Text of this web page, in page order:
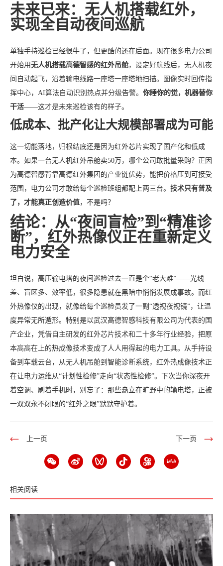
未来已来：无人机搭载红外，
实现全自动夜间巡航
单独手持巡检已经很牛了，但更酷的还在后面。现在很多电力公司
开始用无人机搭载高德智感的红外吊舱，设定好航线后，无人机夜
间自动起飞，沿着输电线路一座塔一座塔地扫描。图像实时回传指
挥中心，AI算法自动识别热点并分级告警。 你睡你的觉，机器替你
干活——这才是未来巡检该有的样子。
低成本、批产化让大规模部署成为可能
这一切能落地，归根结底还是因为红外芯片实现了国产化和低成
本。如果一台无人机红外吊舱卖50万，哪个公司敢批量采购？正因
为高德智感背靠高德红外集团的产业链优势，能把价格压到可接受
范围，电力公司才敢给每个巡检班组都配上两三台。 技术只有普及
了，才能真正创造价值，不是吗？
结论：从“夜间盲检”到“精准诊
断”，红外热像仪正在重新定义
电力安全
坦白说，高压输电塔的夜间巡检过去一直是个“老大难”——光线
差、盲区多、效率低，很多隐患就在黑暗中悄悄发展成事故。而红
外热像仪的出现，就像给每个巡检员发了一副“透视夜视镜”，让温
度异常无所遁形。特别是以武汉高德智感科技有限公司为代表的国
产企业，凭借自主研发的红外芯片技术和二十多年行业经验，把原
本高高在上的热成像技术变成了人人用得起的电力工具。从手持设
备到车载云台，从无人机吊舱到智能诊断系统，红外热成像技术正
在让电力运维从“计划性检修”走向“状态性检修”。下次当你深夜开
着空调、刷着手机时，别忘了：那些矗立在旷野中的输电塔，正被
一双双永不闭眼的“红外之眼”默默守护着。
上一页 下一页
相关阅读